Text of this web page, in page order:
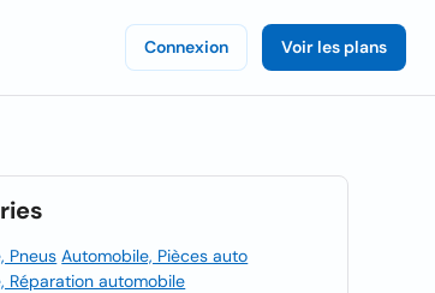
Connexion Voir les plans
Pneus Automobile, Pièces auto
Réparation automobile